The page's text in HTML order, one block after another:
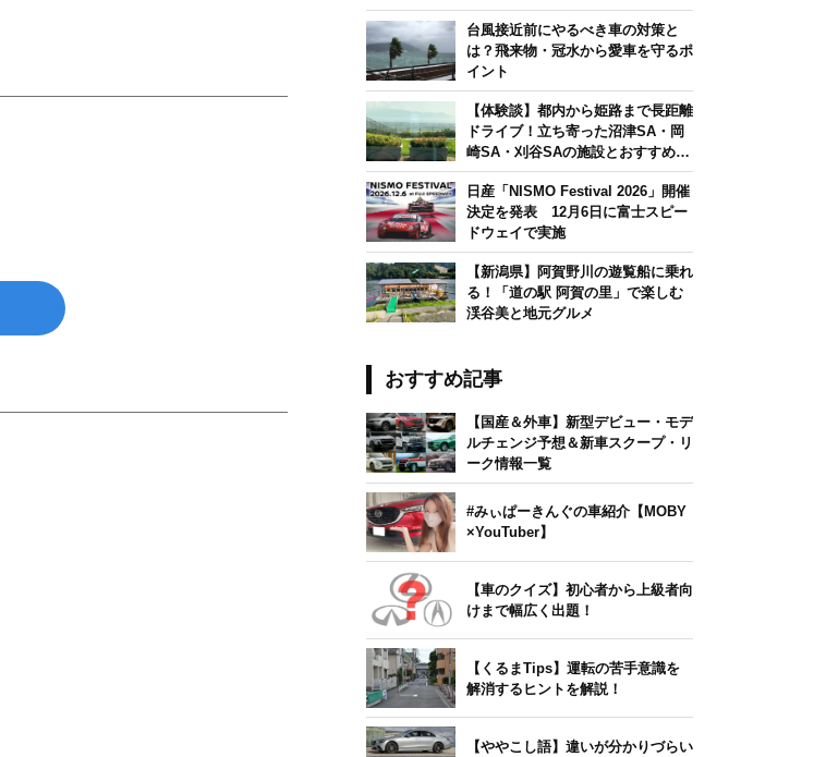
版】
台風接近前にやるべき車の対策と
は？飛来物・冠水から愛車を守るポ
イント
【体験談】都内から姫路まで長距離
ドライブ！立ち寄った沼津SA・岡
崎SA・刈谷SAの施設とおすすめグ
ルメを紹介
日産「NISMO Festival 2026」開催
決定を発表 12月6日に富士スピー
ドウェイで実施
【新潟県】阿賀野川の遊覧船に乗れ
る！「道の駅 阿賀の里」で楽しむ
渓谷美と地元グルメ
おすすめ記事
【国産＆外車】新型デビュー・モデ
ルチェンジ予想＆新車スクープ・リ
ーク情報一覧
#みぃぱーきんぐの車紹介【MOBY
×YouTuber】
【車のクイズ】初心者から上級者向
けまで幅広く出題！
【くるまTips】運転の苦手意識を
解消するヒントを解説！
【ややこし語】違いが分かりづらい